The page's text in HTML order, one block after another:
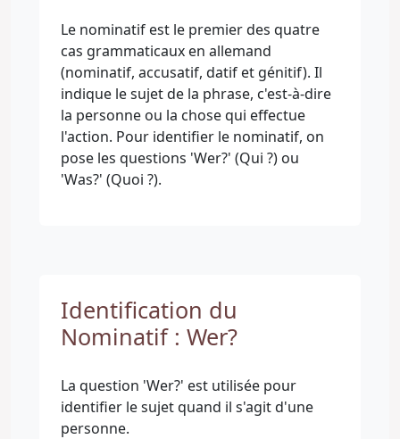
Le nominatif est le premier des quatre
cas grammaticaux en allemand
(nominatif, accusatif, datif et génitif). Il
indique le sujet de la phrase, c'est-à-dire
la personne ou la chose qui effectue
l'action. Pour identifier le nominatif, on
pose les questions 'Wer?' (Qui ?) ou
'Was?' (Quoi ?).
Identification du
Nominatif : Wer?
La question 'Wer?' est utilisée pour
identifier le sujet quand il s'agit d'une
personne.